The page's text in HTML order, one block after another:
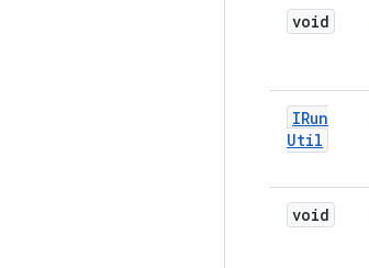
void
IRun
Util
void